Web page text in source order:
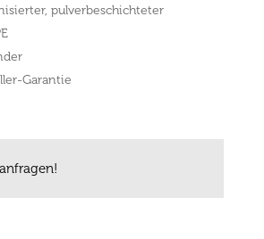
pulverbeschichteter
Garantie